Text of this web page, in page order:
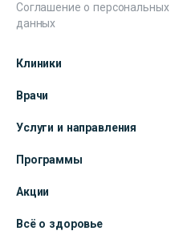
Соглашение о персональных
данных
Клиники
Врачи
Услуги и направления
Программы
Акции
Всё о здоровье